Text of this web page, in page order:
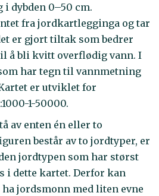
dybden 0–50 cm.
fra jordkartlegginga og tar
er gjort tiltak som bedrer
å bli kvitt overflødig vann. I
har tegn til vannmetning
er utviklet for
1-50000.
av enten én eller to
består av to jordtyper, er
jordtypen som har størst
i dette kartet. Derfor kan
jordsmonn med liten evne